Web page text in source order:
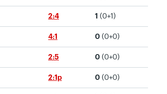
2:4 1 (0+1)
4:1 0 (0+0)
2:5 0 (0+0)
2:1p 0 (0+0)